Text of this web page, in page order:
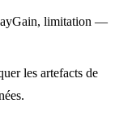
limitation —
les artefacts de